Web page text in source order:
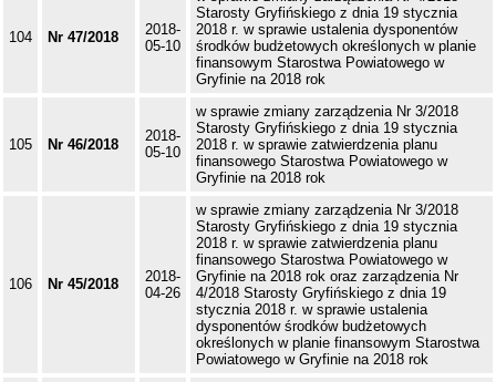
104 Nr 47/2018
2018-
05-10
Starosty Gryfińskiego z dnia 19 stycznia
2018 r. w sprawie ustalenia dysponentów
środków budżetowych określonych w planie
finansowym Starostwa Powiatowego w
Gryfinie na 2018 rok
105 Nr 46/2018
2018-
05-10
w sprawie zmiany zarządzenia Nr 3/2018
Starosty Gryfińskiego z dnia 19 stycznia
2018 r. w sprawie zatwierdzenia planu
finansowego Starostwa Powiatowego w
Gryfinie na 2018 rok
106 Nr 45/2018
2018-
04-26
w sprawie zmiany zarządzenia Nr 3/2018
Starosty Gryfińskiego z dnia 19 stycznia
2018 r. w sprawie zatwierdzenia planu
finansowego Starostwa Powiatowego w
Gryfinie na 2018 rok oraz zarządzenia Nr
4/2018 Starosty Gryfińskiego z dnia 19
stycznia 2018 r. w sprawie ustalenia
dysponentów środków budżetowych
określonych w planie finansowym Starostwa
Powiatowego w Gryfinie na 2018 rok